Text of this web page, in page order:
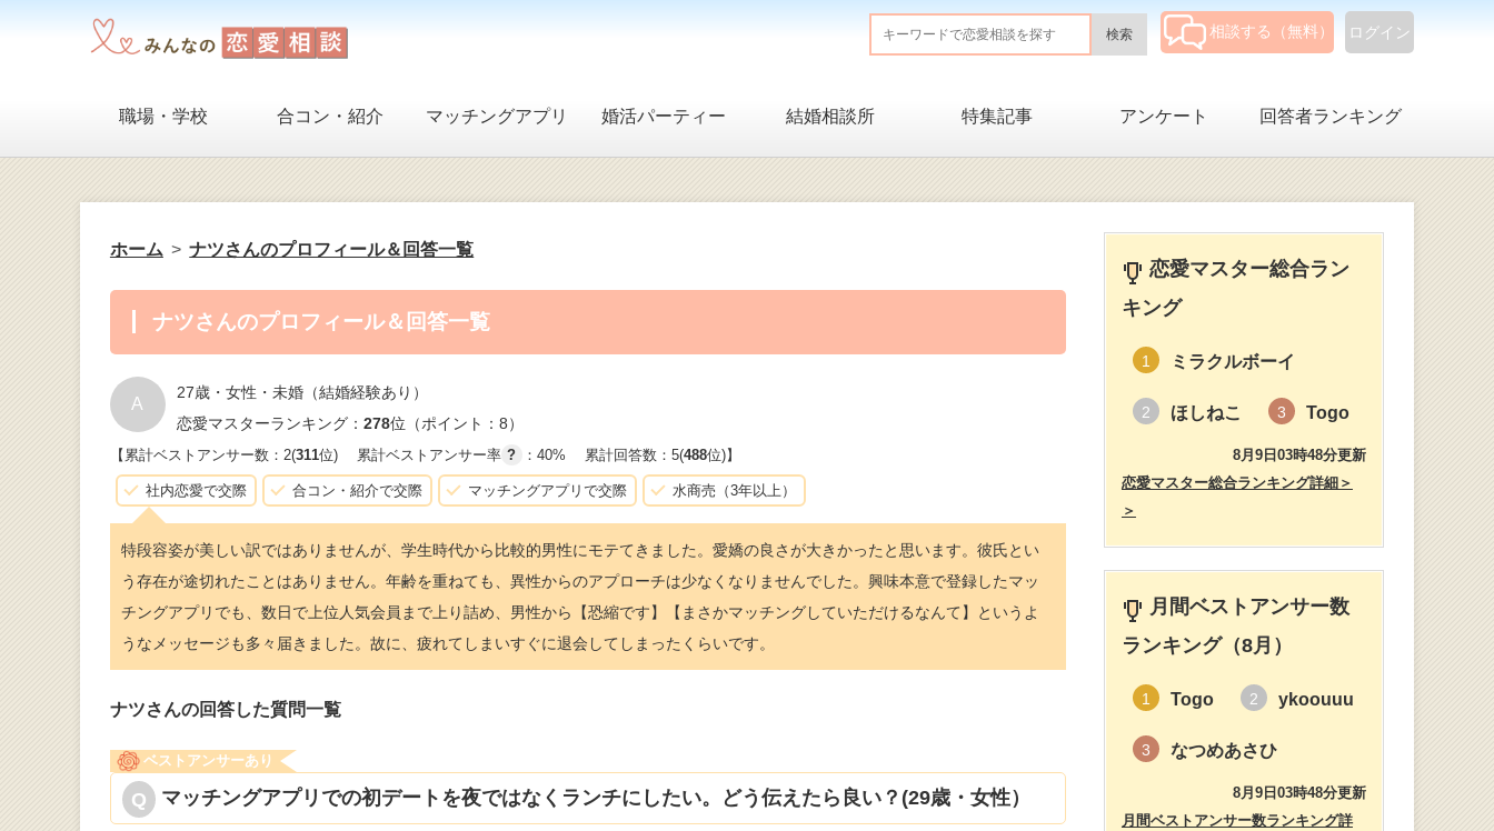
ログイン
相談する（無料）
職場・学校 合コン・紹介 マッチングアプリ 婚活パーティー 結婚相談所 特集記事 アンケート 回答者ランキング
ホーム ナツさんのプロフィール＆回答一覧
ナツさんのプロフィール＆回答一覧
A
27歳・女性・未婚（結婚経験あり）
恋愛マスターランキング： 278位（ポイント：8）
【累計ベストアンサー数：2(311位) 累計ベストアンサー率 ? ：40% 累計回答数：5(488位)】
社内恋愛で交際 合コン・紹介で交際 マッチングアプリで交際 水商売（3年以上）
特段容姿が美しい訳ではありませんが、学生時代から比較的男性にモテてきました。愛嬌の良さが大きかったと思います。彼氏とい
う存在が途切れたことはありません。年齢を重ねても、異性からのアプローチは少なくなりませんでした。興味本意で登録したマッ
チングアプリでも、数日で上位人気会員まで上り詰め、男性から【恐縮です】【まさかマッチングしていただけるなんて】というよ
うなメッセージも多々届きました。故に、疲れてしまいすぐに退会してしまったくらいです。
ナツさんの回答した質問一覧
ベストアンサーあり
マッチングアプリでの初デートを夜ではなくランチにしたい。どう伝えたら良い？(29歳・女性）
恋愛マスター総合ラン
キング
1 ミラクルボーイ
2 ほしねこ 3 Togo
8月9日03時48分更新
恋愛マスター総合ランキング詳細＞
＞
月間ベストアンサー数
ランキング（8月）
1 Togo 2 ykoouuu
3 なつめあさひ
8月9日03時48分更新
月間ベストアンサー数ランキング詳